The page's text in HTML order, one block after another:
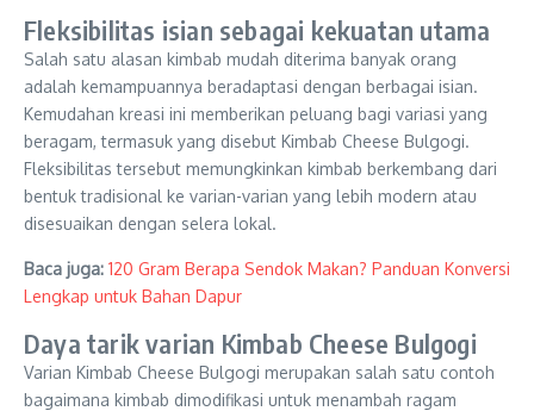
Fleksibilitas isian sebagai kekuatan utama
Salah satu alasan kimbab mudah diterima banyak orang
adalah kemampuannya beradaptasi dengan berbagai isian.
Kemudahan kreasi ini memberikan peluang bagi variasi yang
beragam, termasuk yang disebut Kimbab Cheese Bulgogi.
Fleksibilitas tersebut memungkinkan kimbab berkembang dari
bentuk tradisional ke varian-varian yang lebih modern atau
disesuaikan dengan selera lokal.
Baca juga: 120 Gram Berapa Sendok Makan? Panduan Konversi
Lengkap untuk Bahan Dapur
Daya tarik varian Kimbab Cheese Bulgogi
Varian Kimbab Cheese Bulgogi merupakan salah satu contoh
bagaimana kimbab dimodifikasi untuk menambah ragam